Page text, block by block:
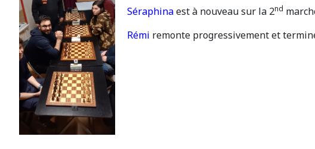
Séraphinaest à nouveau sur la 2nd
Rémi remonte progressivement et